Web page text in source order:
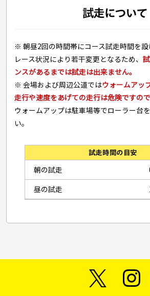
試走について
※ 朝昼2回の時間帯にコース試走時間を
レース状況により若干変更となるため、
ンスがあるまでは試走は出来ません。
※ 会場および周辺公道ではウォームアッ
走行や速度をあげての走行は危険ですの
ウォームアップは駐車場等でローラー台
い。
試走時間の目安
朝の試走
昼の試走